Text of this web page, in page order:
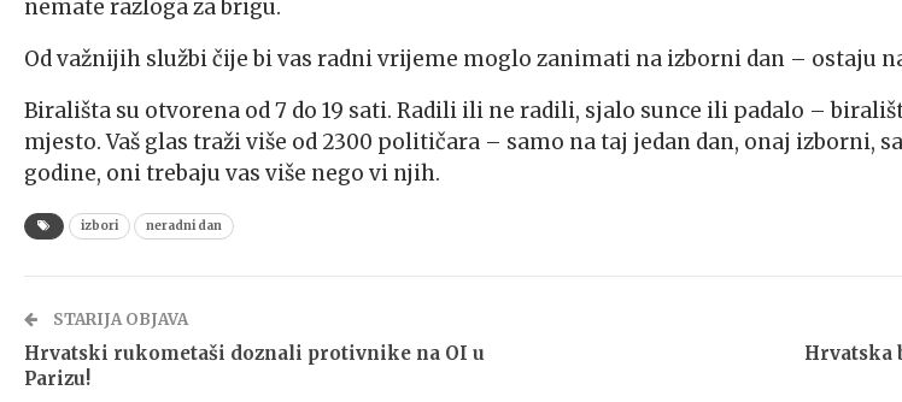
nemate razloga za brigu.
Od važnijih službi čije bi vas radni vrijeme moglo zanimati na izborni dan – ostaju
Birališta su otvorena od 7 do 19 sati. Radili ili ne radili, sjalo sunce ili padalo –
mjesto. Vaš glas traži više od 2300 političara – samo na taj jedan dan, onaj izborni,
godine, oni trebaju vas više nego vi njih.
izbori neradni dan
STARIJA OBJAVA
Hrvatski rukometaši doznali protivnike na OI u
Parizu!
Hrvatska